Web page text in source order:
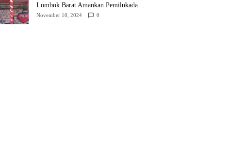
Lombok Barat Amankan Pemilukada
2024
November 10, 2024 0